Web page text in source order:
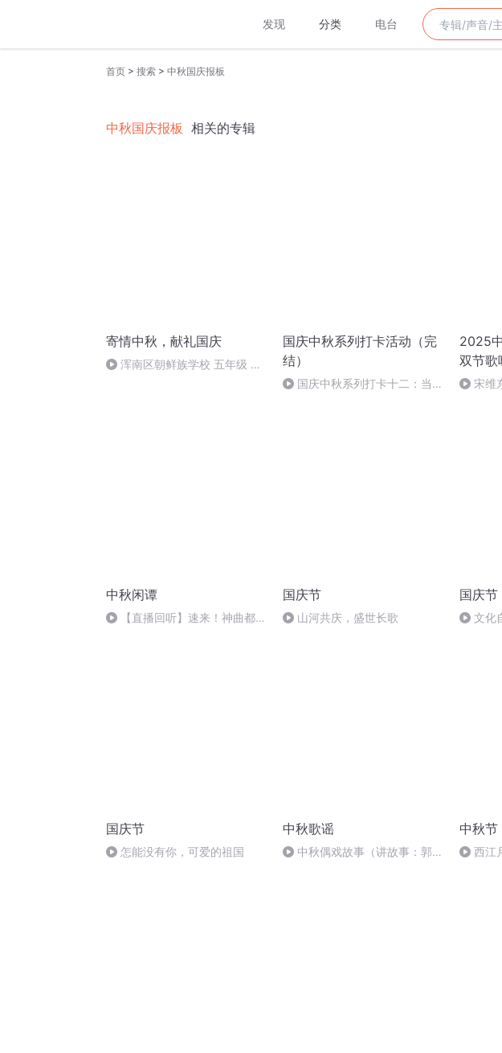
发现 分类 电台
首页 > 搜索 > 中秋国庆报板
中秋国庆报板 相关的专辑
寄情中秋，献礼国庆
浑南区朝鲜族学校 五年级 孙
国庆中秋系列打卡活动（完
结）
国庆中秋系列打卡十二：当阳
2025
双节歌
宋维
中秋闲谭
【直播回听】速来！神曲都会
国庆节
山河共庆，盛世长歌
国庆节
文化
国庆节
怎能没有你，可爱的祖国
中秋歌谣
中秋偶戏故事（讲故事：郭
中秋节
西江